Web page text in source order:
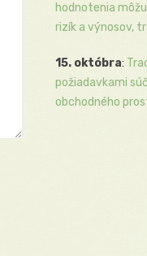
hodnotenia
rizík a výnosov,
15. októbra:
požiadavkami
obchodného